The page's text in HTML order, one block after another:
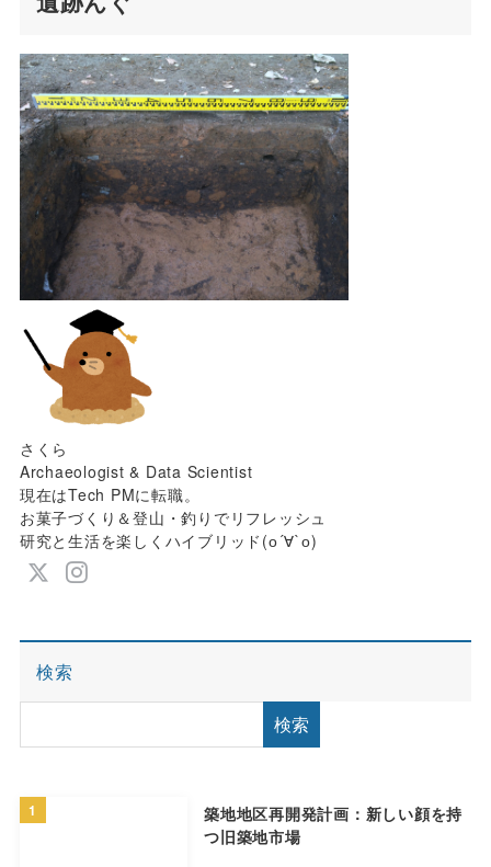
さくら
Archaeologist & Data Scientist
現在はTech PMに転職。
お菓子づくり＆登山・釣りでリフレッシュ
研究と生活を楽しくハイブリッド(о´∀`о)
検索
検索
1
築地地区再開発計画：新しい顔を持
つ旧築地市場